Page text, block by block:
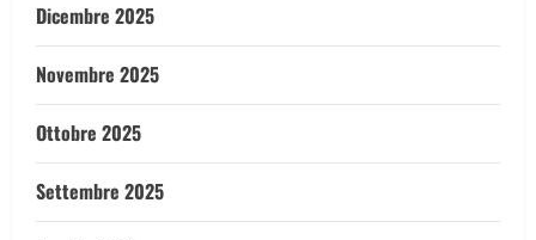
Dicembre 2025
Novembre 2025
Ottobre 2025
Settembre 2025